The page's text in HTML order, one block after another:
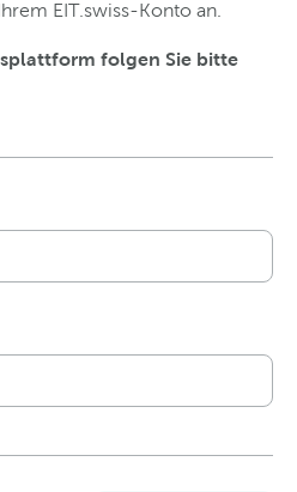
EIT.swiss-Konto an.
folgen Sie bitte